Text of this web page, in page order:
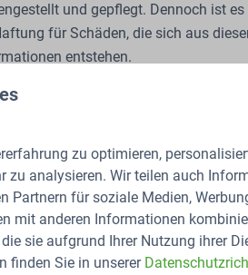
und gepflegt. Dennoch ist
für Schäden, die sich aus
entstehen.
von Dritten bereitgestellt oder
oder Aktualität geprüft.
und die angebotenen
zu kopieren, zu reproduzieren
gesendet werden, sind nicht
eingestuft werden und das
zu optimieren,
zu analysieren. Wir teilen auch
Partnern für soziale Medien,
mit anderen Informationen
sie aufgrund Ihrer Nutzung ihrer
finden Sie in unserer